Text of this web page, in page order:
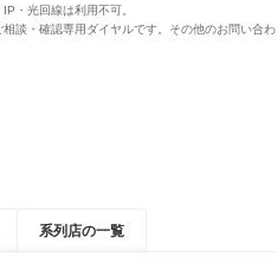
・光回線は利用不可。
談・確認専用ダイヤルです。その他のお問い合わ
系列店の一覧